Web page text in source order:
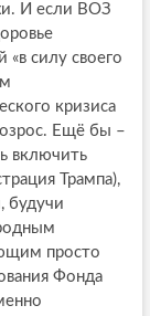
И если ВОЗ
«в силу своего
кризиса
Ещё бы –
включить
Трампа),
будучи
просто
Фонда